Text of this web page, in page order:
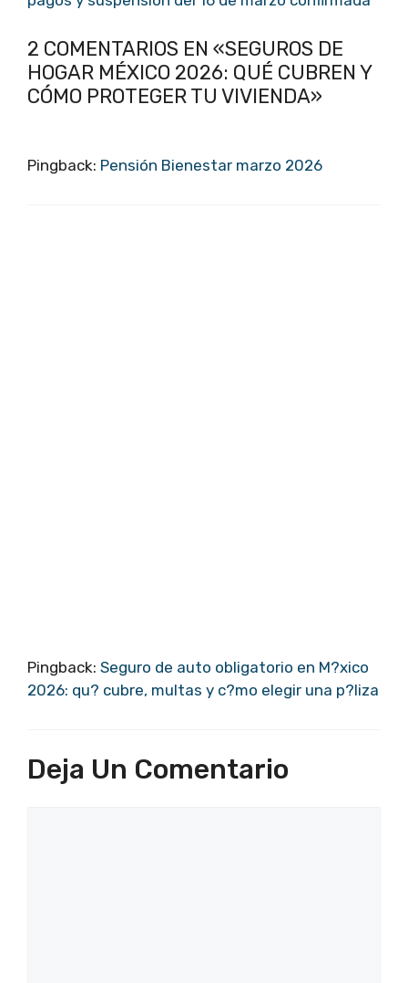
2 COMENTARIOS EN «SEGUROS DE
HOGAR MÉXICO 2026: QUÉ CUBREN Y
CÓMO PROTEGER TU VIVIENDA»
Pingback: Pensión Bienestar marzo 2026
Pingback: Seguro de auto obligatorio en M?xico
2026: qu? cubre, multas y c?mo elegir una p?liza
Deja Un Comentario